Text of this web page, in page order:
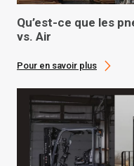
Qu’est-ce que les
vs. Air
Pour en savoir plus